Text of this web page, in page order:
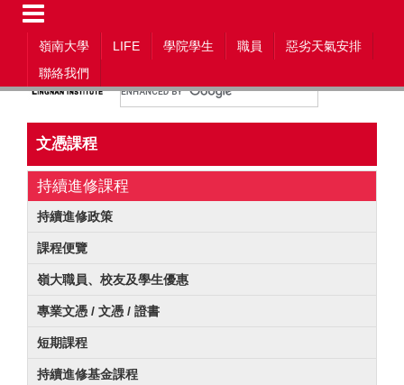
嶺南大學 LIFE 學院學生 職員
惡劣天氣安排
聯絡我們
A A A
文憑課程
持續進修課程
持續進修政策
課程便覽
嶺大職員、校友及學生優惠
專業文憑 / 文憑 / 證書
短期課程
持續進修基金課程